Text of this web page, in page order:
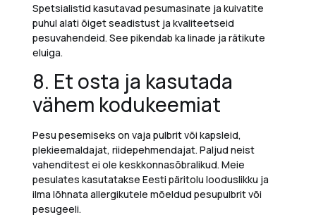
Spetsialistid kasutavad pesumasinate ja kuivatite
puhul alati õiget seadistustja kvaliteetseid
pesuvahendeid. See pikendab ka linade ja rätikute
eluiga.
8. Et osta ja kasutada
vähem kodukeemiat
Pesu pesemiseks on vaja pulbrit või kapsleid,
plekieemaldajat, riidepehmendajat. Paljud neist
vahenditestei ole keskkonnasõbralikud. Meie
pesulates kasutatakse Eesti päritolu looduslikku ja
ilma lõhnata allergikutele mõeldud pesupulbrit või
pesugeeli.